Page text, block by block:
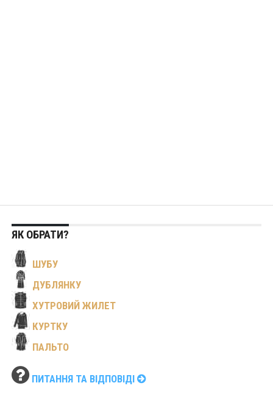
ЯК ОБРАТИ?
ШУБУ
ДУБЛЯНКУ
ХУТРОВИЙ ЖИЛЕТ
КУРТКУ
ПАЛЬТО
ПИТАННЯ ТА ВІДПОВІДІ